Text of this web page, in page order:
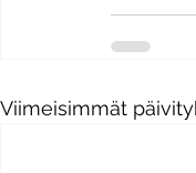
Viimeisimmät